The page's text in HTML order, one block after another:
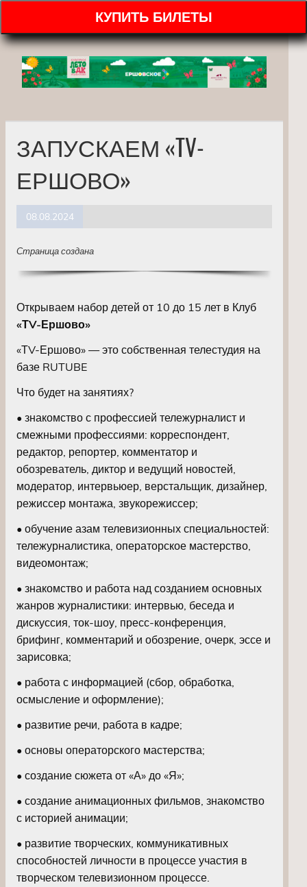
КУПИТЬ БИЛЕТЫ
ЗАПУСКАЕМ «TV-
ЕРШОВО»
08.08.2024
Страница создана
Открываем набор детей от 10 до 15 лет в Клуб
«ТV-Ершово»
«ТV-Ершово» — это собственная телестудия на
базе RUTUBE
Что будет на занятиях?
• знакомство с профессией тележурналист и
смежными профессиями: корреспондент,
редактор, репортер, комментатор и
обозреватель, диктор и ведущий новостей,
модератор, интервьюер, верстальщик, дизайнер,
режиссер монтажа, звукорежиссер;
• обучение азам телевизионных специальностей:
тележурналистика, операторское мастерство,
видеомонтаж;
• знакомство и работа над созданием основных
жанров журналистики: интервью, беседа и
дискуссия, ток-шоу, пресс-конференция,
брифинг, комментарий и обозрение, очерк, эссе и
зарисовка;
• работа с информацией (сбор, обработка,
осмысление и оформление);
• развитие речи, работа в кадре;
• основы операторского мастерства;
• создание сюжета от «А» до «Я»;
• создание анимационных фильмов, знакомство
с историей анимации;
• развитие творческих, коммуникативных
способностей личности в процессе участия в
творческом телевизионном процессе.